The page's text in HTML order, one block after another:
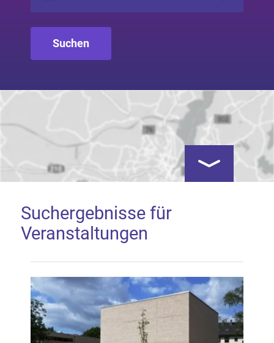
Google Map laden
Mit dem Laden der Karte akzeptieren Sie, dass die
Anwendung Google Maps beim Aktivieren von
Inhalten Cookies auf Ihrem Gerät setzt, z.B. zwecks
Kartenansicht
Suchergebnisse für
Veranstaltungen